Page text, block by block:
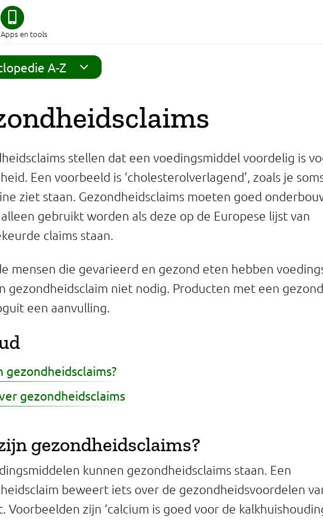
Apps en tools
A-Z
stellen dat een voedingsmiddel voordelig is
Een voorbeeld is ‘cholesterolverlagend’, zoals je
ziet staan. Gezondheidsclaims moeten goed
gebruikt worden als deze op de Europese lijst van
claims staan.
mensen die gevarieerd en gezond eten hebben
gezondheidsclaim niet nodig. Producten met een
een aanvulling.
gezondheidsclaims?
gezondheidsclaims
gezondheidsclaims?
kunnen gezondheidsclaims staan. Een
beweert iets over de gezondheidsvoordelen
Voorbeelden zijn ‘calcium is goed voor de